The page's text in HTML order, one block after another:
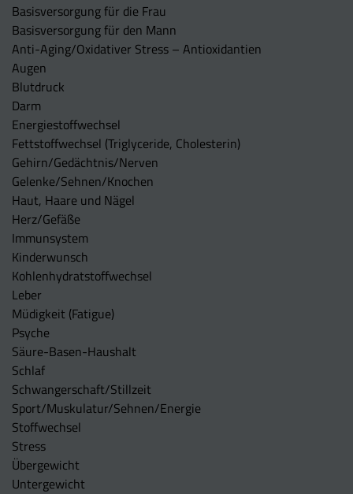
Basisversorgung für die Frau
Basisversorgung für den Mann
Anti-Aging/Oxidativer Stress – Antioxidantien
Augen
Blutdruck
Darm
Energiestoffwechsel
Fettstoffwechsel (Triglyceride, Cholesterin)
Gehirn/Gedächtnis/Nerven
Gelenke/Sehnen/Knochen
Haut, Haare und Nägel
Herz/Gefäße
Immunsystem
Kinderwunsch
Kohlenhydratstoffwechsel
Leber
Müdigkeit (Fatigue)
Psyche
Säure-Basen-Haushalt
Schlaf
Schwangerschaft/Stillzeit
Sport/Muskulatur/Sehnen/Energie
Stoffwechsel
Stress
Übergewicht
Untergewicht